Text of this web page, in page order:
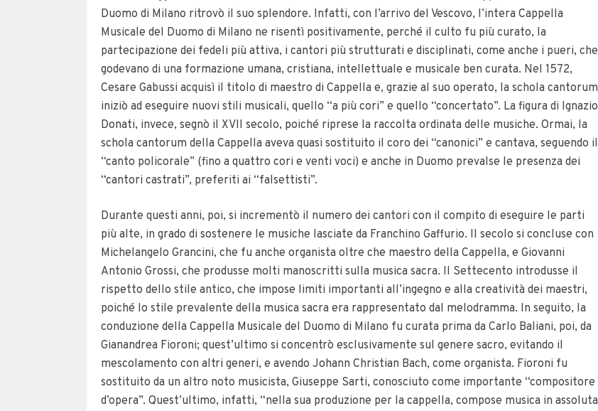
Duomo di Milano ritrovò il suo splendore. Infatti, con l’arrivo del Vescovo, l’intera Cappella
Musicale del Duomo di Milano ne risentì positivamente, perché il culto fu più curato, la
partecipazione dei fedeli più attiva, i cantori più strutturati e disciplinati, come anche i pueri, che
godevano di una formazione umana, cristiana, intellettuale e musicale ben curata. Nel 1572,
Cesare Gabussi acquisì il titolo di maestro di Cappella e, grazie al suo operato, la schola cantorum
iniziò ad eseguire nuovi stili musicali, quello “a più cori” e quello “concertato”. La figura di Ignazio
Donati, invece, segnò il XVII secolo, poiché riprese la raccolta ordinata delle musiche. Ormai, la
schola cantorum della Cappella aveva quasi sostituito il coro dei “canonici” e cantava, seguendo il
“canto policorale” (fino a quattro cori e venti voci) e anche in Duomo prevalse le presenza dei
“cantori castrati”, preferiti ai “falsettisti”.
Durante questi anni, poi, si incrementò il numero dei cantori con il compito di eseguire le parti
più alte, in grado di sostenere le musiche lasciate da Franchino Gaffurio. Il secolo si concluse con
Michelangelo Grancini, che fu anche organista oltre che maestro della Cappella, e Giovanni
Antonio Grossi, che produsse molti manoscritti sulla musica sacra. Il Settecento introdusse il
rispetto dello stile antico, che impose limiti importanti all’ingegno e alla creatività dei maestri,
poiché lo stile prevalente della musica sacra era rappresentato dal melodramma. In seguito, la
conduzione della Cappella Musicale del Duomo di Milano fu curata prima da Carlo Baliani, poi, da
Gianandrea Fioroni; quest’ultimo si concentrò esclusivamente sul genere sacro, evitando il
mescolamento con altri generi, e avendo Johann Christian Bach, come organista. Fioroni fu
sostituito da un altro noto musicista, Giuseppe Sarti, conosciuto come importante “compositore
d’opera”. Quest’ultimo, infatti, “nella sua produzione per la cappella, compose musica in assoluta